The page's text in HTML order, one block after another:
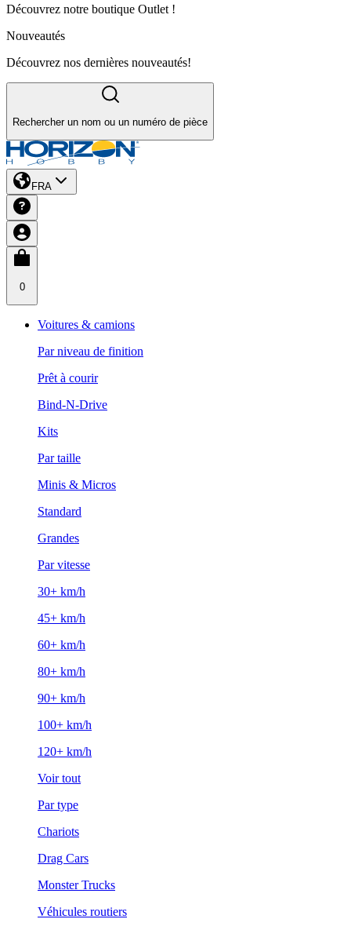
Découvrez notre boutique Outlet !
Nouveautés
Découvrez nos dernières nouveautés!
Rechercher un nom ou un numéro de pièce
FRA
0
Voitures & camions
Par niveau de finition
Prêt à courir
Bind-N-Drive
Kits
Par taille
Minis & Micros
Standard
Grandes
Par vitesse
30+ km/h
45+ km/h
60+ km/h
80+ km/h
90+ km/h
100+ km/h
120+ km/h
Voir tout
Par type
Chariots
Drag Cars
Monster Trucks
Véhicules routiers